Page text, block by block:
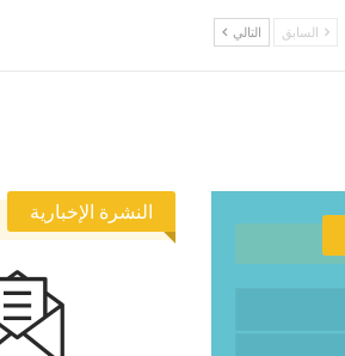
السابق التالي
النشرة الإخبارية